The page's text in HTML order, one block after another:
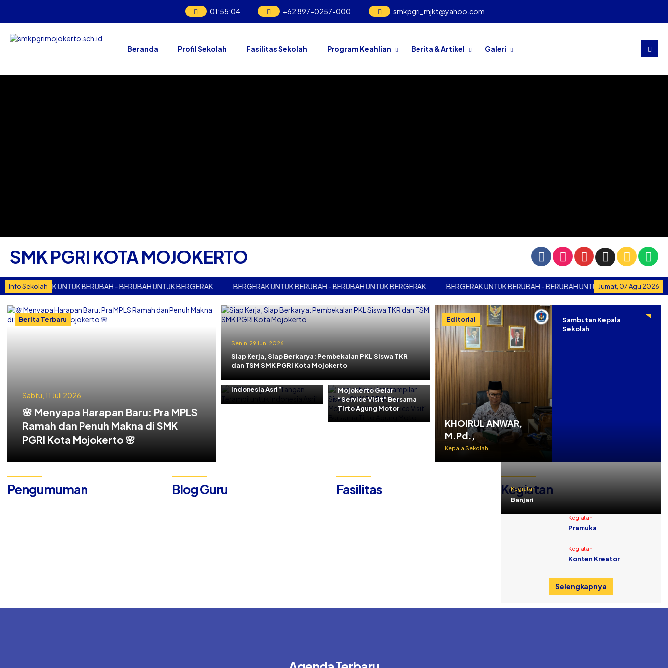
01:55:05 +62 897-0257-000 smkpgri_mjkt@yahoo.com
Beranda Profil Sekolah Fasilitas Sekolah Program Keahlian Berita & Artikel Galeri
SMK PGRI KOTA MOJOKERTO
Info Sekolah Jumat, 07 Agu 2026
UNTUK BERUBAH - BERUBAH UNTUK BERGERAK BERGERAK UNTUK BERUBAH - BERUBAH UNTUK BERGERAK BERGERAK UNTUK BERUBAH - BERUBAH UNTUK BERGERAK
Berita Terbaru
Sabtu, 11 Juli 2026
🌸 Menyapa Harapan Baru: Pra MPLS
Ramah dan Penuh Makna di SMK
PGRI Kota Mojokerto 🌸
Senin, 29 Juni 2026
Siap Kerja, Siap Berkarya: Pembekalan PKL Siswa TKR
dan TSM SMK PGRI Kota Mojokerto
Kamis, 11 Juni 2026
Terampil untuk
Indonesia Asri”
Tingkatkan
SMK PGRI Kota
Mojokerto Gelar
“Service Visit” Bersama
Tirto Agung Motor
Editorial
KHOIRUL ANWAR,
M.Pd.,
Kepala Sekolah
Sambutan Kepala
Sekolah
Pengumuman Blog Guru Fasilitas Kegiatan
Kegiatan
Banjari
Kegiatan
Pramuka
Kegiatan
Konten Kreator
Selengkapnya